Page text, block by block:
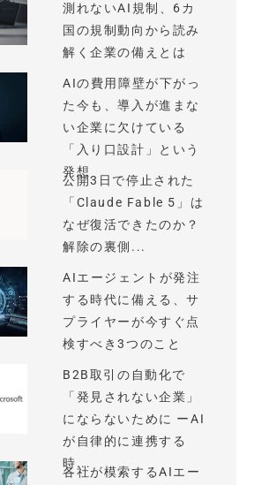
測れないAI規制、6カ
国の規制動向から読み
解く企業の備えとは
AIの費用障壁が下がっ
た今も、導入が進まな
い企業に欠けている
「入り口設計」という
発想
公開3日で停止された
「Claude Fable 5」は
なぜ復活できたのか？
解除の裏側...
AIエージェントが発注
する時代に備える、サ
プライヤーが今すぐ点
検すべき3つのこと
B2B取引の自動化で
「発見されない企業」
にならないために ーAI
が自律的に連携する
時...
各社が模索するAIエー